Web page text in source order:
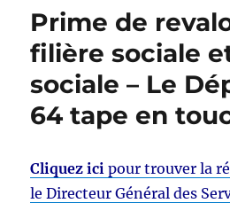
Prime de
filière sociale
sociale – Le
64 tape en
Cliquez ici pour trouver la
le Directeur Général des